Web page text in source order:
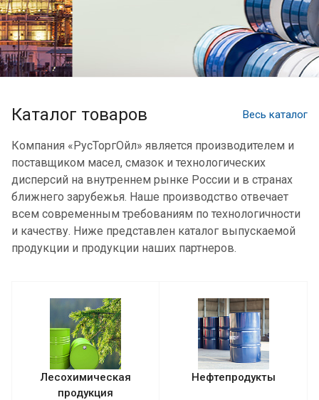
Весь каталог
Каталог товаров
Компания «РусТоргОйл» является производителем и
поставщиком масел, смазок и технологических
дисперсий на внутреннем рынке России и в странах
ближнего зарубежья. Наше производство отвечает
всем современным требованиям по технологичности
и качеству. Ниже представлен каталог выпускаемой
продукции и продукции наших партнеров.
Лесохимическая
продукция
Нефтепродукты